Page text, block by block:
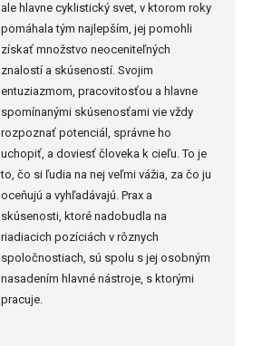
ale hlavne cyklistický svet, v ktorom roky
pomáhala tým najlepším, jej pomohli
získať množstvo neoceniteľných
znalostí a skúseností. Svojim
entuziazmom, pracovitosťou a hlavne
spomínanými skúsenosťami vie vždy
rozpoznať potenciál, správne ho
uchopiť, a doviesť človeka k cieľu. To je
to, čo si ľudia na nej veľmi vážia, za čo ju
oceňujú a vyhľadávajú. Prax a
skúsenosti, ktoré nadobudla na
riadiacich pozíciách v rôznych
spoločnostiach, sú spolu s jej osobným
nasadením hlavné nástroje, s ktorými
pracuje.